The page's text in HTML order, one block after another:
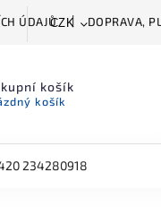
ÚDAJŮ DOPRAVA,
CZK
košík
košík
234280918